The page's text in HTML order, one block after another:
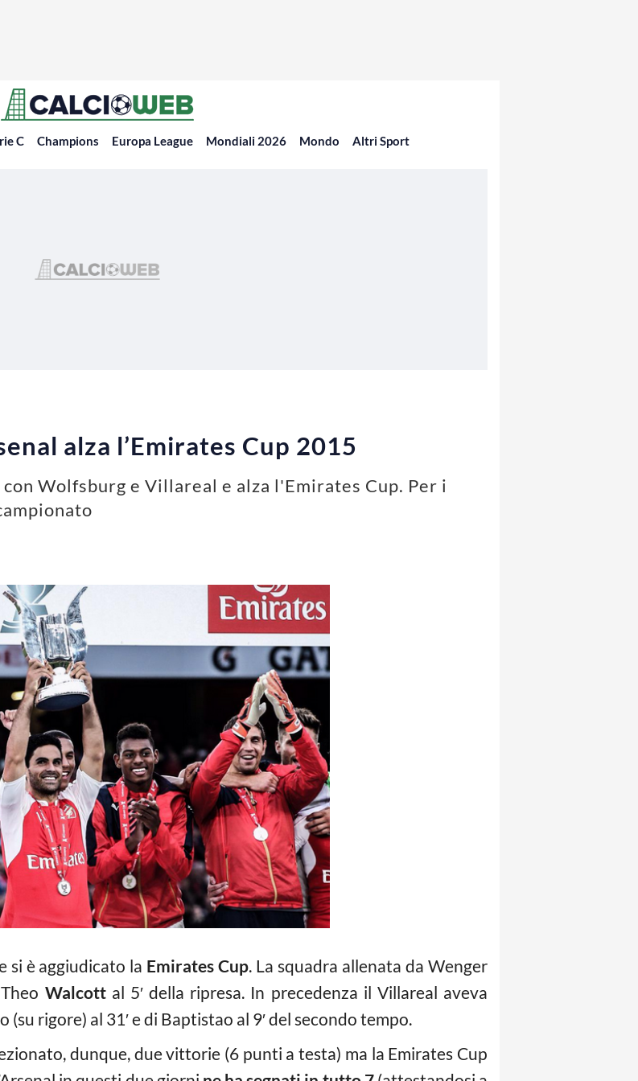
C Champions Europa League Mondiali 2026 Mondo Altri Sport
alza l’Emirates Cup 2015
Wolfsburg e Villareal e alza l'Emirates Cup. Per i
si è aggiudicato la Emirates Cup. La squadra allenata da Wenger
Walcottal 5′ della ripresa. In precedenza il Villareal aveva
rigore) al 31′ e di Baptistao al 9′ del secondo tempo.
dunque, due vittorie (6 punti a testa) ma la Emirates Cup